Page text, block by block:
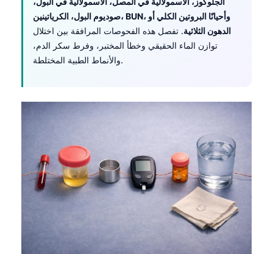
صوديوم البول، الكرياتينين، BUN، وأحيانًا البروتين الكلي أو
الدهون الثلاثية. تفصل هذه الفحوصات المرافقة بين اختلال
توازن الماء الحقيقي وخطأ المختبر، وفرط سكر الدم،
والأنماط الطبية المختلطة.